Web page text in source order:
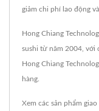
giảm chi phí lao động
Hong Chiang
sushi từ năm 2004, với
Hong Chiang
hàng.
Xem các sản phẩm